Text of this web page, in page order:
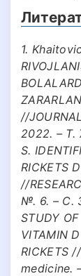
1.
//
2022. – Т.
S.
RICKETS
//
№. 6. – С.
STUDY
VITAMIN
RICKETS
medicine.